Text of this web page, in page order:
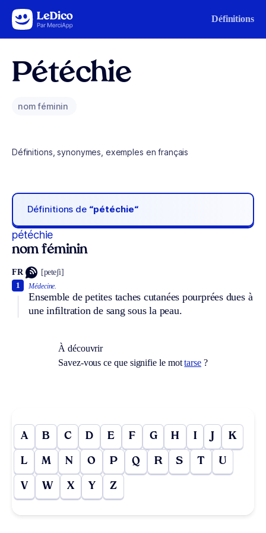
Aller au contenu Définitions
Pétéchie
nom féminin
Définitions, synonymes, exemples en français
Définitions de “pétéchie“
pétéchie
nom féminin
FR [peteʃi]
Médecine.
Ensemble de petites taches cutanées pourprées dues à
une infiltration de sang sous la peau.
1
À découvrir
Savez-vous ce que signifie le mottarse ?
A B C D E F G H I J K
L M N O P Q R S T U
V W X Y Z